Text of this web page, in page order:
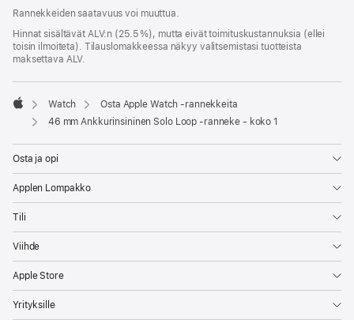
Rannekkeiden saatavuus voi muuttua.
Hinnat sisältävät ALV:n (25.5 %), mutta eivät toimitus­kustannuksia (ellei
toisin ilmoiteta). Tilauslomakkeessa näkyy valitsemistasi tuotteista
maksettava ALV.
Apple
Watch
Osta Apple Watch ‑rannekkeita
46 mm Ankkurinsininen Solo Loop ‑ranneke - koko 1
Osta ja opi
Applen Lompakko
Tili
Viihde
Apple Store
Yrityksille